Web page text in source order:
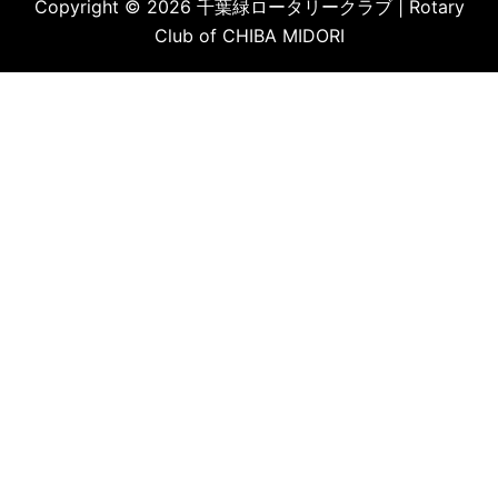
Copyright © 2026 千葉緑ロータリークラブ | Rotary
Club of CHIBA MIDORI